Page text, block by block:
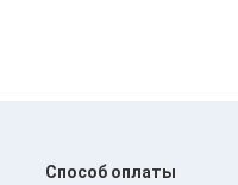
Способ оплаты